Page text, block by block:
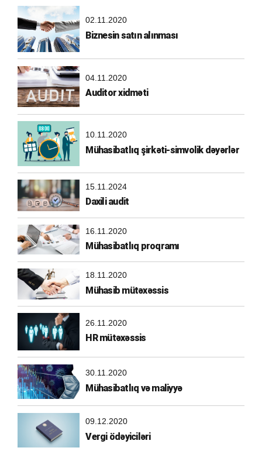
02.11.2020
Biznesin satın alınması
04.11.2020
Auditor xidməti
10.11.2020
Mühasibatlıq şirkəti-simvolik dəyərlər
15.11.2024
Daxili audit
16.11.2020
Mühasibatlıq proqramı
18.11.2020
Mühasib mütəxəssis
26.11.2020
HR mütəxəssis
30.11.2020
Mühasibatlıq və maliyyə
09.12.2020
Vergi ödəyiciləri